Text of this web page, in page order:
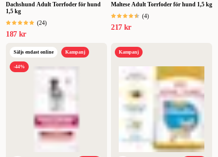
Dachshund Adult Torrfoder för hund
1,5 kg
(24)
187 kr
Maltese Adult Torrfoder för hund 1,5 kg
(4)
217 kr
Säljs endast online Kampanj
-44%
Kampanj